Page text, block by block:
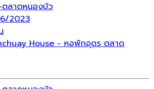
ตลาดหนองบัว
2023
House - หอพักอุดร ตลาด